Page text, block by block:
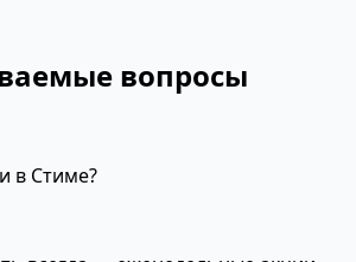
вопросы
в Стиме?